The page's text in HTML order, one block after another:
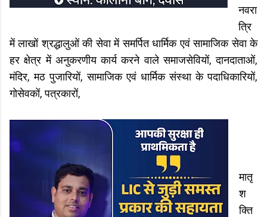
नवरा
त्रि
में लाखों श्रद्धालुओं की सेवा में समर्पित धार्मिक एवं सामाजिक सेवा के
हर क्षेत्र में अनुकरणीय कार्य करने वाले समाजसेवियों, दानदाताओं,
मंदिर, मठ पुजारियों, सामाजिक एवं धार्मिक संस्था के पदाधिकारियों,
गोसेवकों, पत्रकारों,
मातृ
श
क्ति